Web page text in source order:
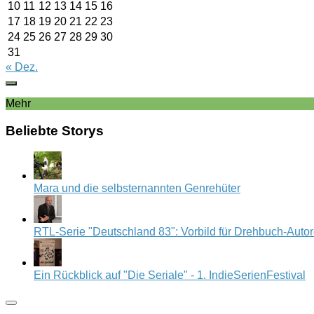
10 11 12 13 14 15 16
17 18 19 20 21 22 23
24 25 26 27 28 29 30
31
« Dez.
Mehr
Beliebte Storys
Mara und die selbsternannten Genrehüter
RTL-Serie "Deutschland 83": Vorbild für Drehbuch-
Ein Rückblick auf "Die Seriale" - 1. IndieSerienFestival